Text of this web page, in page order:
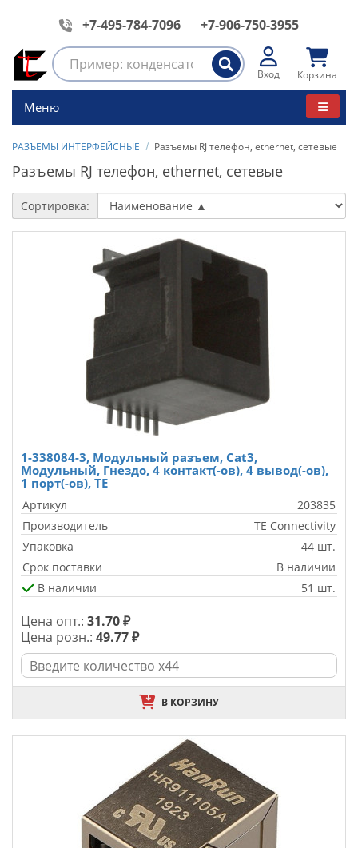
+7-495-784-7096 +7-906-750-3955
Вход Корзина
Меню
РАЗЪЕМЫ ИНТЕРФЕЙСНЫЕ Разъемы RJ телефон, еthernet, сетевые
Разъемы RJ телефон, еthernet, сетевые
Сортировка:
1-338084-3, Модульный разъем, Cat3,
Модульный, Гнездо, 4 контакт(-ов), 4 вывод(-ов),
1 порт(-ов), TE
Артикул
203835
Производитель
TE Connectivity
Упаковка
44 шт.
Срок поставки
В наличии
В наличии
51 шт.
Цена опт.: 31.70 ₽
Цена розн.: 49.77 ₽
В КОРЗИНУ